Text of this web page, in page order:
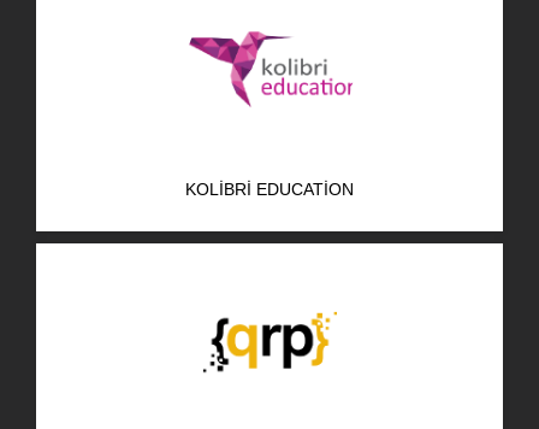
KOLIBRI EDUCATION